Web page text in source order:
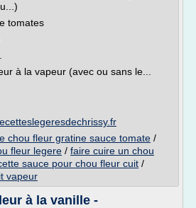
tomates
à la vapeur (avec ou sans le...
chou fleur gratine sauce tomate /
fleur legere / faire cuire un chou
sauce pour chou fleur cuit /
vapeur
à la vanille -